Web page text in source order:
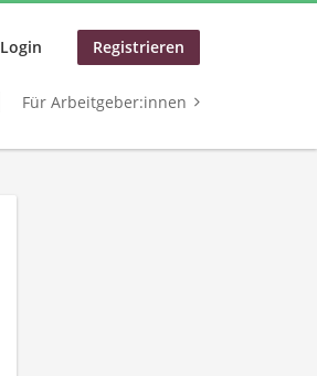
Login Registrieren
Für Arbeitgeber:innen